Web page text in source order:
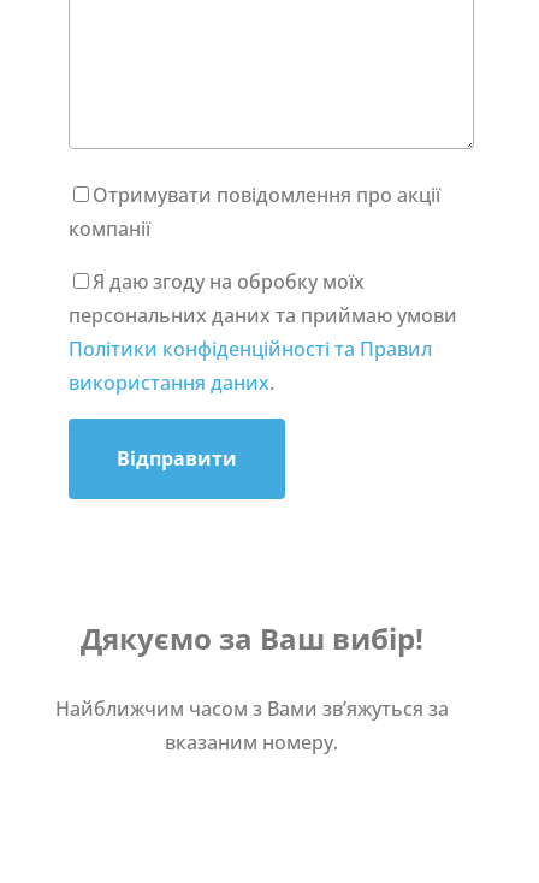
Отримувати повідомлення про акції
компанії
Я даю згоду на обробку моїх
персональних даних та приймаю умови
Політики конфіденційності та Правил
використання даних.
Відправити
Дякуємо за Ваш вибір!
Найближчим часом з Вами зв’яжуться за
вказаним номеру.